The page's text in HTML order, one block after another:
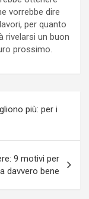
vorrebbe dire
per quanto
rivelarsi un buon
prossimo.
più: per i
9 motivi per
davvero bene